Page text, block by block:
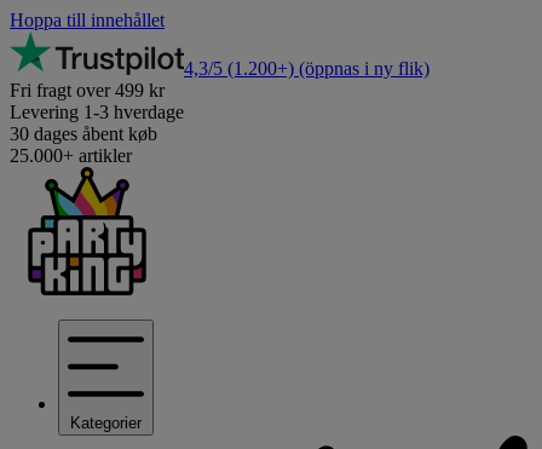
Hoppa till innehållet
4,3/5 (1.200+) (öppnas i ny flik)
Fri fragt over 499 kr
Levering 1-3 hverdage
30 dages åbent køb
25.000+ artikler
Kategorier